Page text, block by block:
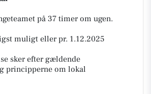
på 37 timer om ugen.
muligt eller pr. 1.12.2025
sker efter gældende
principperne om lokal